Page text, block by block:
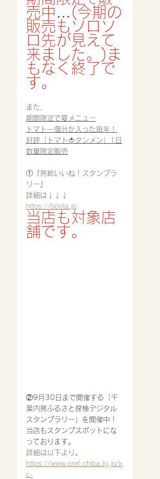
売中…(今期の
販売もソロソ
ロ先が見えて
来ました。)ま
もなく終了で
す。
また、
期間限定で夏メニュー
トマト一個分か入った毎年！
好評「トマト🍅タンメン」1日
数量限定販売
①『房総いいね！スタンプラ
リー』
詳細は↓↓↓
https://bosta.jp
当店も対象店
舗です。
②9月30日まで開催する「千
葉内房ふるさと探検デジタル
スタンプラリー」を開催中！
当店もスタンプスポットにな
っております。
詳細は以下より。
https://www.pref.chiba.lg.jp/k
c-